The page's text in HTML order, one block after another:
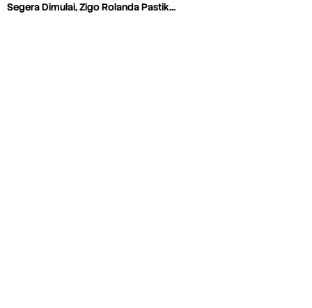
Segera Dimulai, Zigo Rolanda Pastik…